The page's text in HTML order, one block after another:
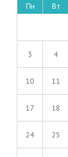
Пн Вт
3 4
10 11
17 18
24 25